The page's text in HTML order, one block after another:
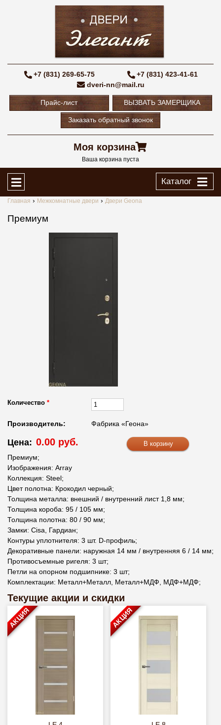
+7 (831) 269-65-75
+7 (831) 423-41-61
dveri-nn@mail.ru
Прайс-лист ВЫЗВАТЬ ЗАМЕРЩИКА
Заказать обратный звонок
Моя корзина
Ваша корзина пуста
Каталог
Главная Межкомнатные двери Двери Geona
Премиум
Количество *
Производитель: Фабрика «Геона»
Цена: 0.00 руб.
Премиум;
Изображения: Array
Коллекция: Steel;
Цвет полотна: Крокодил черный;
Толщина металла: внешний / внутренний лист 1,8 мм;
Толщина короба: 95 / 105 мм;
Толщина полотна: 80 / 90 мм;
Замки: Сisa, Гардиан;
Контуры уплотнителя: 3 шт. D-профиль;
Декоративные панели: наружная 14 мм / внутренняя 6 / 14 мм;
Противосъемные ригеля: 3 шт;
Петли на опорном подшипнике: 3 шт;
Комплектации: Металл+Металл, Металл+МДФ, МДФ+МДФ;
Текущие акции и скидки
АКЦИЯ АКЦИЯ